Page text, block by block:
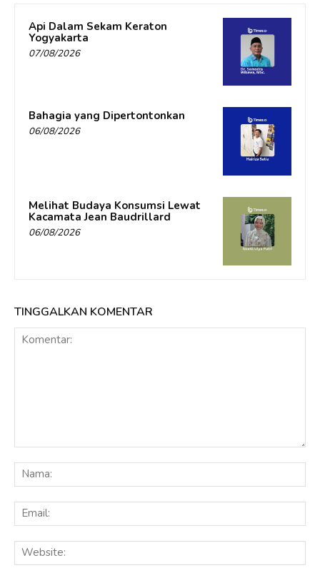
Api Dalam Sekam Keraton
Yogyakarta
07/08/2026
Bahagia yang Dipertontonkan
06/08/2026
Melihat Budaya Konsumsi Lewat
Kacamata Jean Baudrillard
06/08/2026
TINGGALKAN KOMENTAR